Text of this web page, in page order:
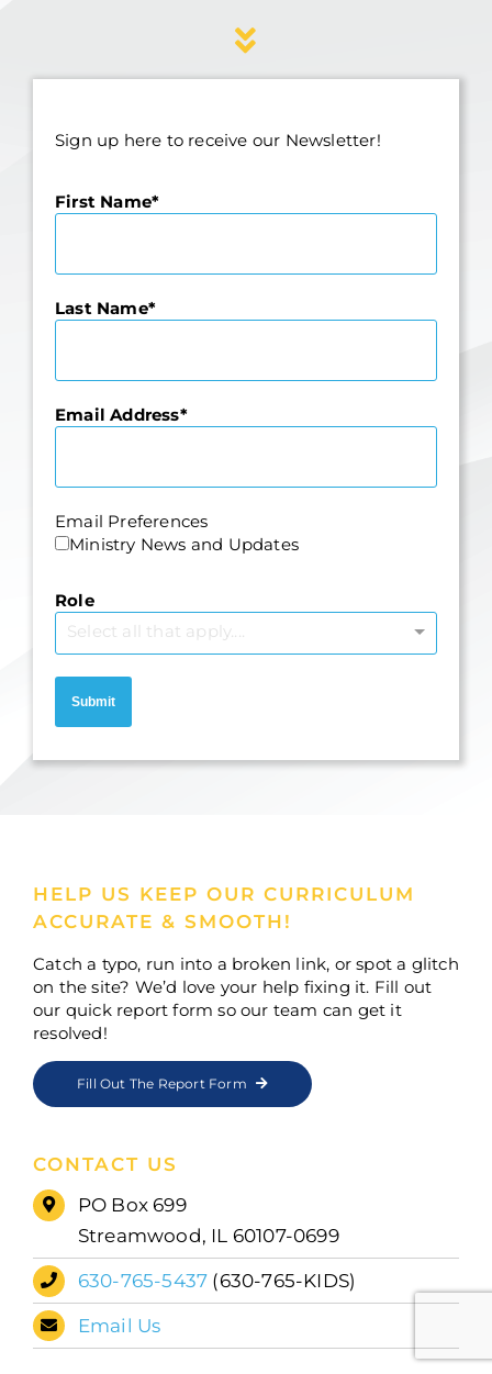
Sign up here to receive our Newsletter!
First Name
Last Name
Email Address
Email Preferences
Ministry News and Updates
Role
Select all that apply....
Submit
HELP US KEEP OUR CURRICULUM
ACCURATE & SMOOTH!
Catch a typo, run into a broken link, or spot a glitch
on the site? We’d love your help fixing it. Fill out
our quick report form so our team can get it
resolved!
Fill Out The Report Form
CONTACT US
PO Box 699
Streamwood, IL 60107-0699
630-765-5437 (630-765-KIDS)
Email Us